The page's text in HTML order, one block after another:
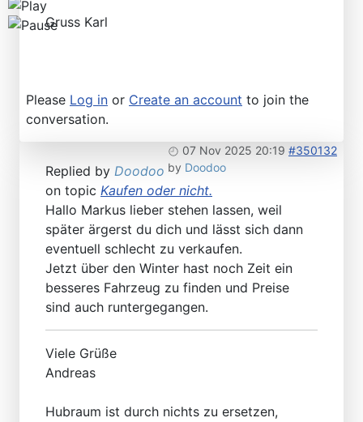
Gruss Karl
Please Log in or Create an account to join the
conversation.
07 Nov 2025 20:19 #350132
by Doodoo
Replied by Doodoo
on topic Kaufen oder nicht.
Hallo Markus lieber stehen lassen, weil
später ärgerst du dich und lässt sich dann
eventuell schlecht zu verkaufen.
Jetzt über den Winter hast noch Zeit ein
besseres Fahrzeug zu finden und Preise
sind auch runtergegangen.
Viele Grüße
Andreas
Hubraum ist durch nichts zu ersetzen,